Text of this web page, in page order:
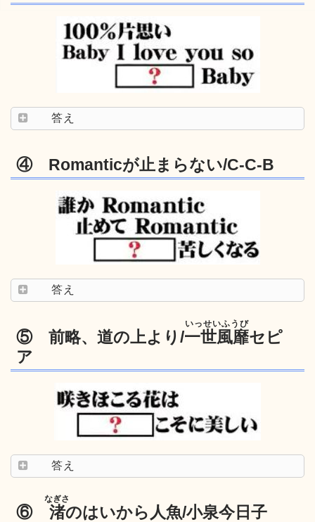
答え
④ Romanticが止まらない/C-C-B
答え
⑤ 前略、道の上より/一世風靡
いっせいふうび
セピ
ア
答え
⑥ 渚
なぎさ
のはいから人魚/小泉今日子